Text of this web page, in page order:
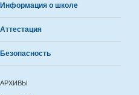
Информация о школе
Аттестация
Безопасность
АРХИВЫ